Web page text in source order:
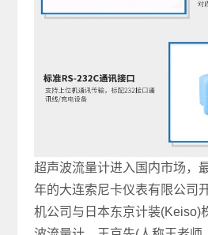
超声波流量计进入国内市场，
年的大连索尼卡仪表有限公司
机公司与日本东京计装(Keiso)